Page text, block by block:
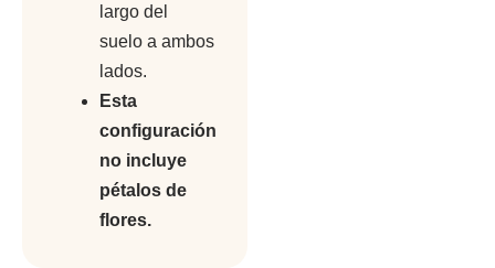
largo del
suelo a ambos
lados.
Esta
configuración
no incluye
pétalos de
flores.